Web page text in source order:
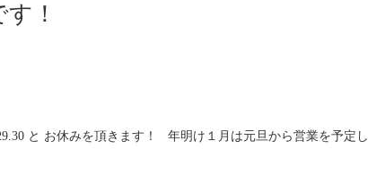
！
と お休みを頂きます！ 年明け１月は元旦から営業を予定し